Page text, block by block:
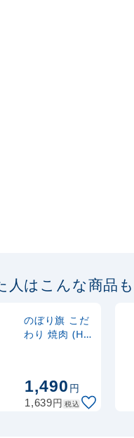
人はこんな商品
のぼり旗 こだ
わり 焼肉 (H-
1,490円
1,639円 税込